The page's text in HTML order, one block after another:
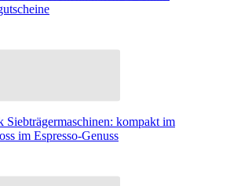
Siebträgermaschinen: kompakt im
im Espresso-Genuss